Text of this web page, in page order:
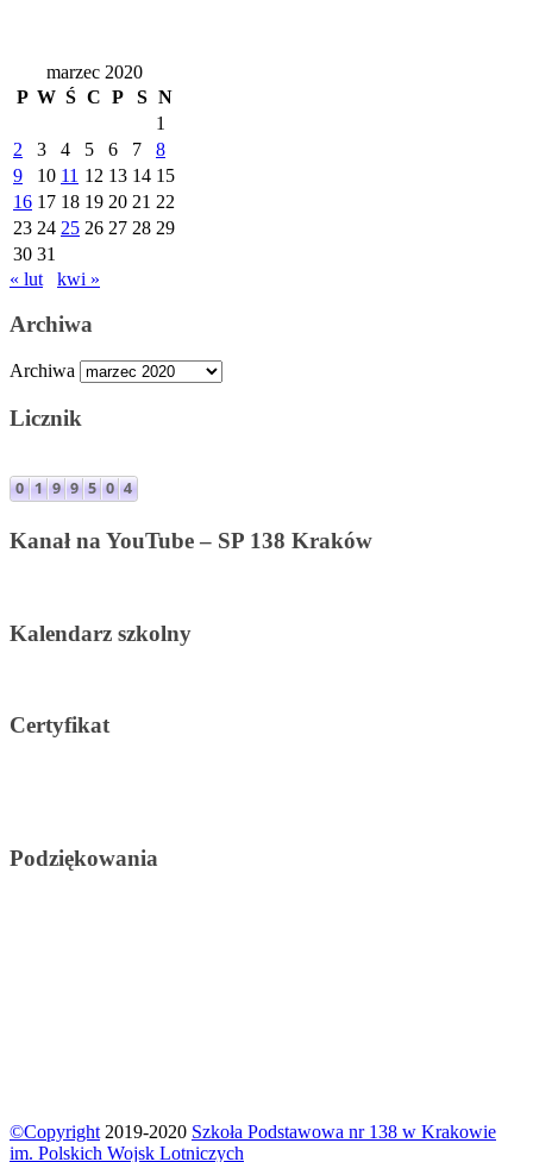
marzec 2020
P W Ś C P S N
1
2
3 4 5 6 7
8
9
10 11 12 13 14 15
16 17 18 19 20 21 22
23 24 25 26 27 28 29
30 31
« lut
kwi »
Archiwa
Archiwa
Licznik
Kanał na YouTube – SP 138 Kraków
Kalendarz szkolny
Certyfikat
Podziękowania
©Copyright 2019-2020 Szkoła Podstawowa nr 138 w Krakowie
im. Polskich Wojsk Lotniczych